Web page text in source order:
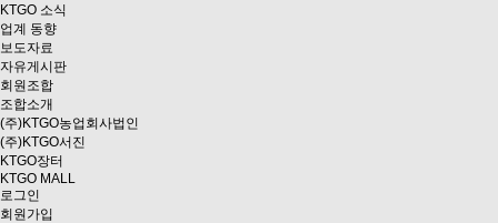
KTGO 소식
업계 동향
보도자료
자유게시판
회원조합
조합소개
(주)KTGO농업회사법인
(주)KTGO서진
KTGO장터
KTGO MALL
로그인
회원가입